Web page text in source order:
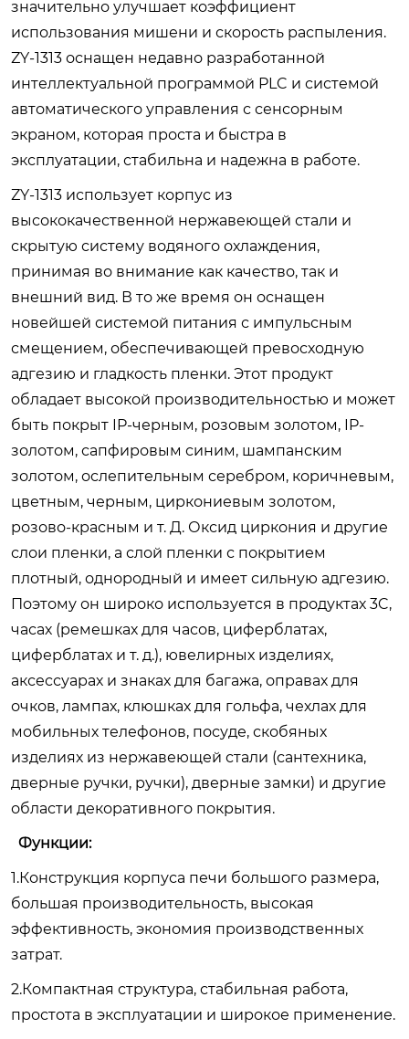
значительно улучшает коэффициент
использования мишени и скорость распыления.
ZY-1313 оснащен недавно разработанной
интеллектуальной программой PLC и системой
автоматического управления с сенсорным
экраном, которая проста и быстра в
эксплуатации, стабильна и надежна в работе.
ZY-1313 использует корпус из
высококачественной нержавеющей стали и
скрытую систему водяного охлаждения,
принимая во внимание как качество, так и
внешний вид. В то же время он оснащен
новейшей системой питания с импульсным
смещением, обеспечивающей превосходную
адгезию и гладкость пленки. Этот продукт
обладает высокой производительностью и может
быть покрыт IP-черным, розовым золотом, IP-
золотом, сапфировым синим, шампанским
золотом, ослепительным серебром, коричневым,
цветным, черным, циркониевым золотом,
розово-красным и т. Д. Оксид циркония и другие
слои пленки, а слой пленки с покрытием
плотный, однородный и имеет сильную адгезию.
Поэтому он широко используется в продуктах 3C,
часах (ремешках для часов, циферблатах,
циферблатах и ​​т. д.), ювелирных изделиях,
аксессуарах и знаках для багажа, оправах для
очков, лампах, клюшках для гольфа, чехлах для
мобильных телефонов, посуде, скобяных
изделиях из нержавеющей стали (сантехника,
дверные ручки, ручки), дверные замки) и другие
области декоративного покрытия.
Функции:
1.Конструкция корпуса печи большого размера,
большая производительность, высокая
эффективность, экономия производственных
затрат.
2.Компактная структура, стабильная работа,
простота в эксплуатации и широкое применение.